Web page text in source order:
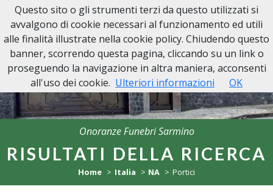
Onoranze Funebri Sarmino
Onoranze Funebri Sarmino
RISULTATI DELLA RICERCA
Home Italia NA Portici
Questo sito o gli strumenti terzi da questo utilizzati si
avvalgono di cookie necessari al funzionamento ed utili
alle finalità illustrate nella cookie policy. Chiudendo questo
banner, scorrendo questa pagina, cliccando su un link o
proseguendo la navigazione in altra maniera, acconsenti
all'uso dei cookie. Ulteriori informazioni OK